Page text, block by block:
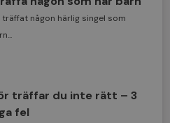
träffat någon härlig singel som
träffar du inte rätt – 3
fel